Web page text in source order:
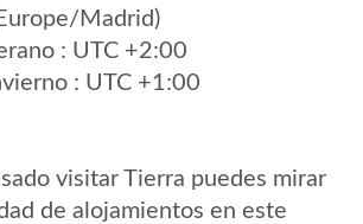
Madrid)
: UTC +2:00
: UTC +1:00
visitar Tierra puedes mirar
de alojamientos en este